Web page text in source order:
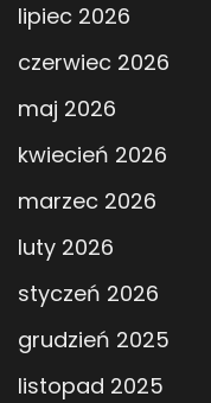
lipiec 2026
czerwiec 2026
maj 2026
kwiecień 2026
marzec 2026
luty 2026
styczeń 2026
grudzień 2025
listopad 2025